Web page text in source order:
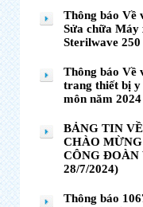
Thông báo Về
Sửa chữa
Sterilwave 250
Thông báo Về
trang thiết bị y
môn năm 2024
BẢNG TIN
CHÀO
CÔNG ĐOÀN
28/7/2024)
Thông báo